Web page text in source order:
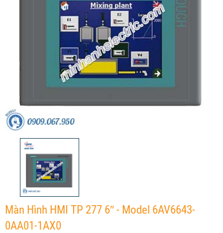
Màn Hình HMI TP 277 6″ - Model 6AV6643-
0AA01-1AX0